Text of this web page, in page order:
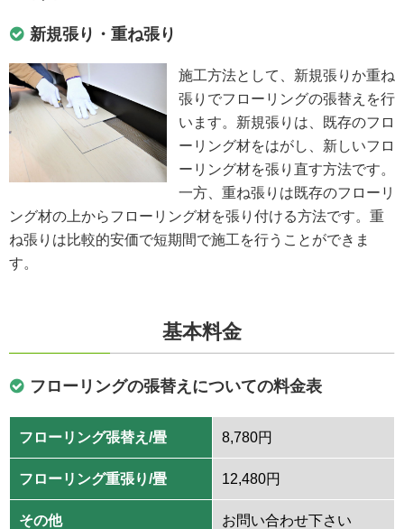
新規張り・重ね張り
施工方法として、新規張りか重ね
張りでフローリングの張替えを行
います。新規張りは、既存のフロ
ーリング材をはがし、新しいフロ
ーリング材を張り直す方法です。
一方、重ね張りは既存のフローリ
ング材の上からフローリング材を張り付ける方法です。重
ね張りは比較的安価で短期間で施工を行うことができま
す。
基本料金
フローリングの張替えについての料金表
フローリング張替え/畳 8,780円
フローリング重張り/畳 12,480円
その他 お問い合わせ下さい